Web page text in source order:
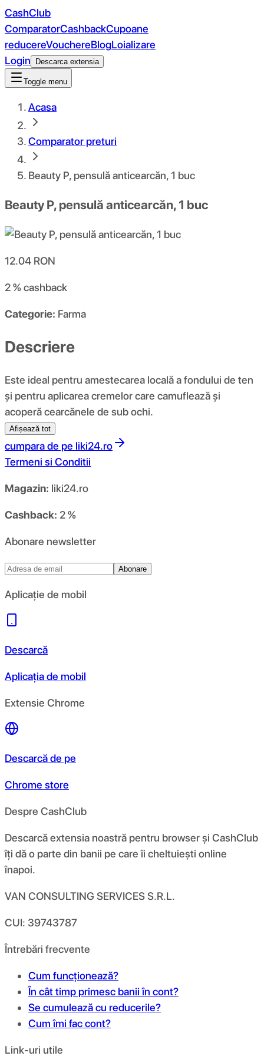
CashClub
ComparatorCashbackCupoane
reducereVouchereBlogLoializare
Login
Descarca extensia
Toggle menu
Acasa
Comparator preturi
Beauty P, pensulă anticearcăn, 1 buc
Beauty P, pensulă anticearcăn, 1 buc
12.04 RON
2 %cashback
Categorie: Farma
Descriere
Este ideal pentru amestecarea locală a fondului de ten
și pentru aplicarea cremelor care camuflează și
acoperă cearcănele de sub ochi.
Afișează tot
cumpara de pe liki24.ro
Termeni si Conditii
Magazin: liki24.ro
Cashback: 2 %
Abonare newsletter
Abonare
Aplicație de mobil
Descarcă
Aplicația de mobil
Extensie Chrome
Descarcă de pe
Chrome store
Despre CashClub
Descarcă extensia noastră pentru browser și CashClub
îți dă o parte din banii pe care îi cheltuiești online
înapoi.
VAN CONSULTING SERVICES S.R.L.
CUI: 39743787
Întrebări frecvente
Cum funcționează?
În cât timp primesc banii în cont?
Se cumulează cu reducerile?
Cum îmi fac cont?
Link-uri utile